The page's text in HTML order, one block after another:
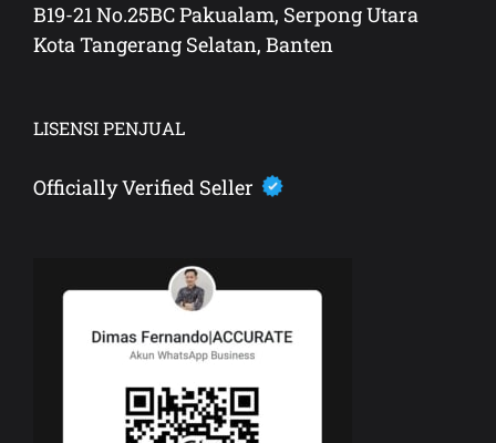
B19-21 No.25BC Pakualam, Serpong Utara
Kota Tangerang Selatan, Banten
LISENSI PENJUAL
Officially Verified Seller